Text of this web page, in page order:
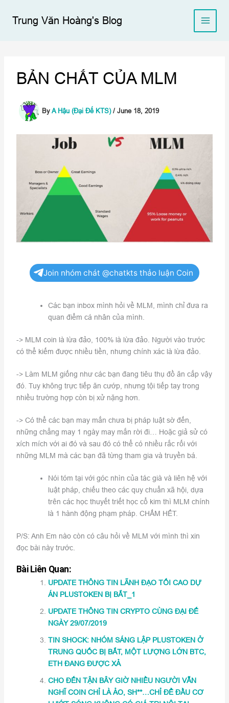
Trung Văn Hoàng's Blog
BẢN CHẤT CỦA MLM
By A Hậu (Đại Đế KTS) / June 18, 2019
Join nhóm chát @chatkts thảo luận Coin
Các bạn inbox mình hỏi về MLM, mình chỉ đưa ra
quan điểm cá nhân của mình.
-> MLM coin là lừa đảo, 100% là lừa đảo. Người vào trước
có thể kiếm được nhiều tiền, nhưng chính xác là lừa đảo.
-> Làm MLM giống như các bạn đang tiêu thụ đồ ăn cắp vậy
đó. Tuy không trực tiếp ăn cướp, nhưng tội tiếp tay trong
nhiều trường hợp còn bị xử nặng hơn.
-> Có thể các bạn may mắn chưa bị pháp luật sờ đến,
những chẳng may 1 ngày may mắn rời đi… Hoặc giả sử có
xích mích với ai đó và sau đó có thể có nhiều rắc rối với
những MLM mà các bạn đã từng tham gia và truyền bá.
Nói tóm tại với góc nhìn của tác già và liên hệ với
luật pháp, chiếu theo các quy chuẩn xã hội, dựa
trên các học thuyết triết học cổ kim thì MLM chính
là 1 hành động phạm pháp. CHẤM HẾT.
P/S: Anh Em nào còn có câu hỏi về MLM với mình thì xin
đọc bài này trước.
Bài Liên Quan:
UPDATE THÔNG TIN LÃNH ĐẠO TỐI CAO DỰ
ÁN PLUSTOKEN BỊ BẮT_1
UPDATE THÔNG TIN CRYPTO CÙNG ĐẠI ĐẾ
NGÀY 29/07/2019
TIN SHOCK: NHÓM SÁNG LẬP PLUSTOKEN Ở
TRUNG QUỐC BỊ BẮT, MỘT LƯỢNG LỚN BTC,
ETH ĐANG ĐƯỢC XẢ
CHO ĐẾN TẬN BÂY GIỜ NHIỀU NGƯỜI VẪN
NGHĨ COIN CHỈ LÀ ẢO, SH**…CHỈ ĐỂ ĐẦU CƠ